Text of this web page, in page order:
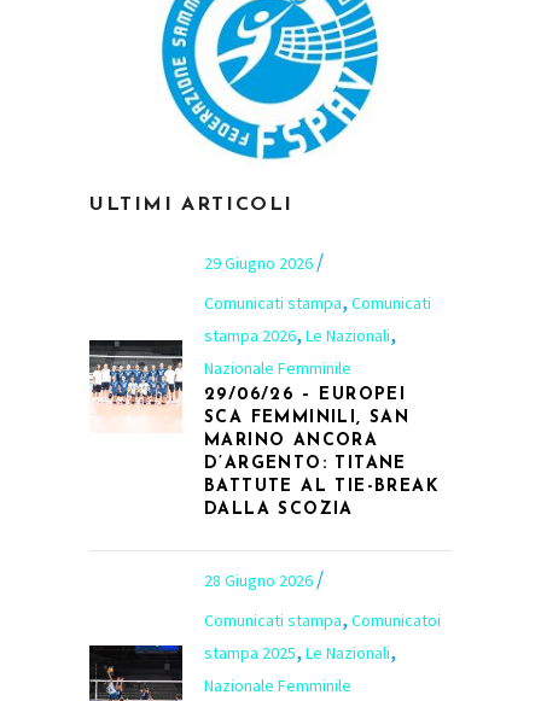
ULTIMI ARTICOLI
29 Giugno 2026
Comunicati stampa, Comunicati
stampa 2026, Le Nazionali,
Nazionale Femminile
29/06/26 – EUROPEI
SCA FEMMINILI, SAN
MARINO ANCORA
D’ARGENTO: TITANE
BATTUTE AL TIE-BREAK
DALLA SCOZIA
28 Giugno 2026
Comunicati stampa, Comunicatoi
stampa 2025, Le Nazionali,
Nazionale Femminile